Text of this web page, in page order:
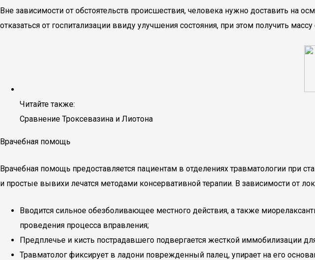
Вне зависимости от обстоятельств происшествия, человека нужно доставить на
отказаться от госпитализации ввиду улучшения состояния, при этом получить
Читайте также:
Сравнение Троксевазина и Лиотона
Врачебная помощь
Врачебная помощь предоставляется пациентам в отделениях травматологии при
и простые вывихи лечатся методами консервативной терапии. В зависимости от
Вводится сильное обезболивающее местного действия, а также
проведения процесса вправления;
Предплечье и кисть пострадавшего подвергается жесткой иммобилизации
Травматолог фиксирует в ладони поврежденный палец, упирает на его